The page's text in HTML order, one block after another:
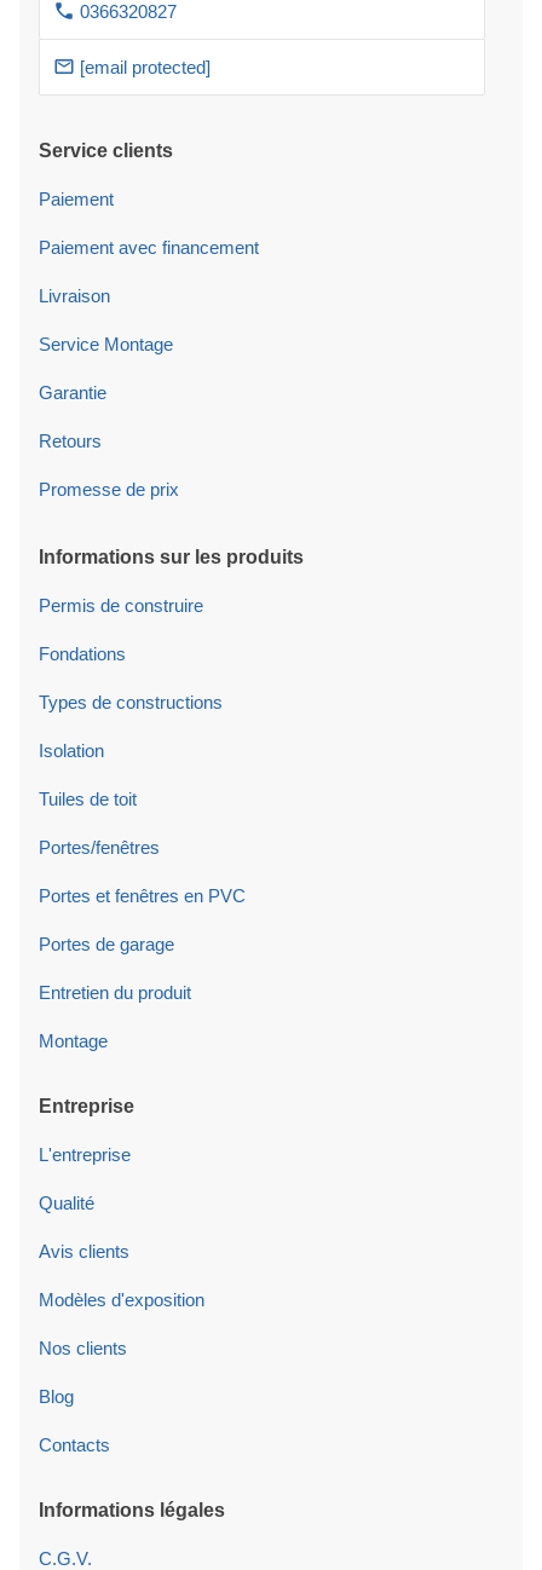
0366320827
[email protected]
Service clients
Paiement
Paiement avec financement
Livraison
Service Montage
Garantie
Retours
Promesse de prix
Informations sur les produits
Permis de construire
Fondations
Types de constructions
Isolation
Tuiles de toit
Portes/fenêtres
Portes et fenêtres en PVC
Portes de garage
Entretien du produit
Montage
Entreprise
L'entreprise
Qualité
Avis clients
Modèles d'exposition
Nos clients
Blog
Contacts
Informations légales
C.G.V.